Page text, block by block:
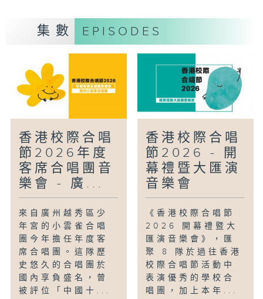
集數 EPISODES
香港校際合唱
節2026年度
客席合唱團音
樂會 - 廣...
來自廣州越秀區少
年宮的小雲雀合唱
團今年擔任年度客
席合唱團。這隊歷
史悠久的合唱團於
國內享負盛名，曾
被評位「中國十...
香港校際合唱
節2026 - 開
幕禮暨大匯演
音樂會
《香港校際合唱節
2026 開幕禮暨大
匯演音樂會》，匯
聚 8 隊於過往香港
校際合唱節活動中
表演優秀的學校合
唱團，加上本年...